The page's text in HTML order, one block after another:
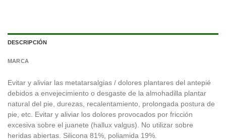
DESCRIPCIÓN
MARCA
Evitar y aliviar las metatarsalgias / dolores plantares del antepié
debidos a envejecimiento o desgaste de la almohadilla plantar
natural del pie, durezas, recalentamiento, prolongada postura de
pie, etc. Evitar y aliviar los dolores provocados por fricción
excesiva sobre el juanete (hallux valgus). No utilizar sobre
heridas abiertas. Silicona 81%, poliamida 19%.